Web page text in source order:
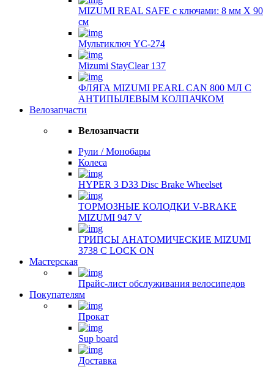
MIZUMI REAL SAFE с ключами: 8 мм Х 90
см
Мультиключ YC-274
Mizumi StayClear 137
ФЛЯГА MIZUMI PEARL CAN 800 МЛ С
АНТИПЫЛЕВЫМ КОЛПАЧКОМ
Велозапчасти
Велозапчасти
Рули / Монобары
Колеса
HYPER 3 D33 Disc Brake Wheelset
ТОРМОЗНЫЕ КОЛОДКИ V-BRAKE
MIZUMI 947 V
ГРИПСЫ АНАТОМИЧЕСКИЕ MIZUMI
3738 С LOCK ON
Мастерская
Прайс-лист обслуживания велосипедов
Покупателям
Прокат
Sup board
Доставка